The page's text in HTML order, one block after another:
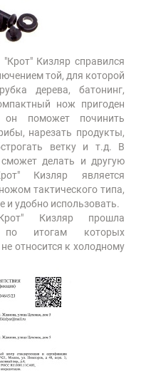
Кизляр справился
той, для которой
дерева, батонинг,
нож пригоден
поможет починить
нарезать продукты,
ветку и т.д. В
делать и другую
Кизляр является
тактического типа,
и удобно использовать.
Кизляр прошла
по итогам которых
относится к холодному